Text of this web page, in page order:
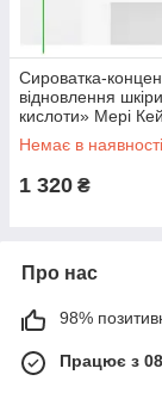
Сироватка-
відновлення
кислоти» Мері Кей
Немає в наявності
1 320 ₴
Про нас
98%
Працює з